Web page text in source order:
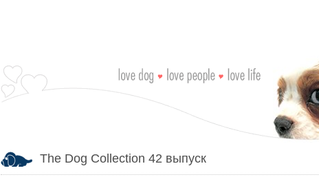
The Dog Collection 42 выпуск